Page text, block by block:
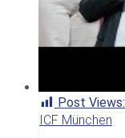
Post Views:
ICF München